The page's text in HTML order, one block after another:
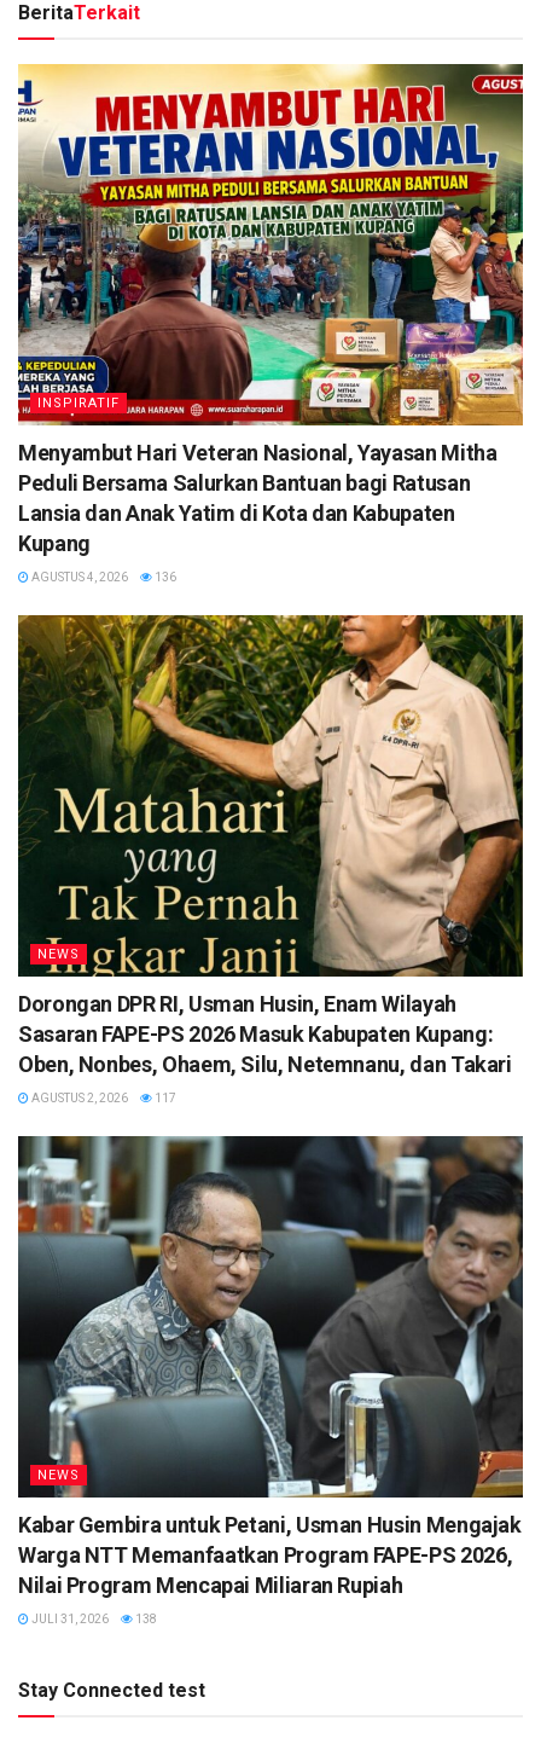
BeritaTerkait
INSPIRATIF
​Menyambut Hari Veteran Nasional, Yayasan Mitha
Peduli Bersama Salurkan Bantuan bagi Ratusan
Lansia dan Anak Yatim di Kota dan Kabupaten
Kupang
AGUSTUS 4, 2026 136
NEWS
Dorongan DPR RI, Usman Husin, Enam Wilayah
Sasaran FAPE-PS 2026 Masuk Kabupaten Kupang:
Oben, Nonbes, Ohaem, Silu, Netemnanu, dan Takari
AGUSTUS 2, 2026 117
NEWS
Kabar Gembira untuk Petani, Usman Husin Mengajak
Warga NTT Memanfaatkan Program FAPE-PS 2026,
Nilai Program Mencapai Miliaran Rupiah
JULI 31, 2026 138
Stay Connected test